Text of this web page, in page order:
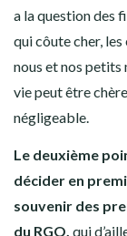
a la question des
qui côute cher,
nous et nos petits
vie peut être
négligeable.
Le deuxième
décider en
souvenir des
du RGO, qui